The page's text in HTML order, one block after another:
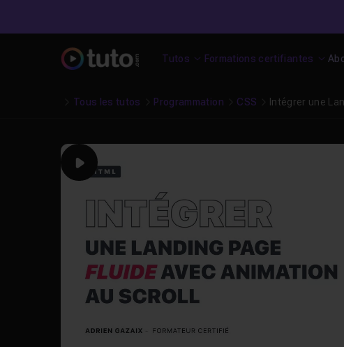
Tutos Formations certifiantes
Tous les tutos Programmation CSS Intégrer une
Play